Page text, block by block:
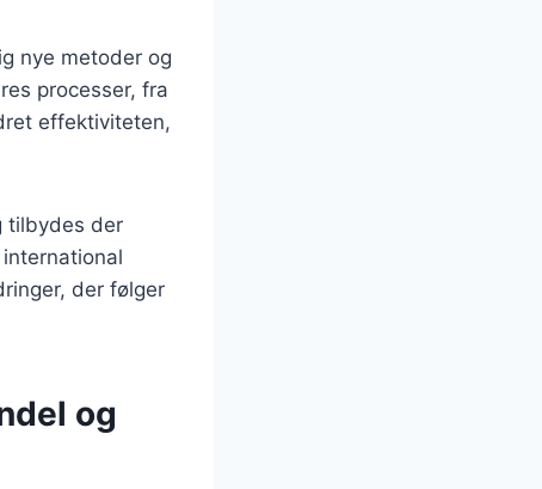
nye metoder og
processer, fra
effektiviteten,
tilbydes der
der følger
og